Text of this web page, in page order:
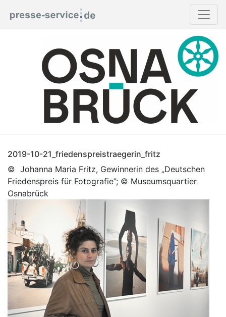
2019-10-21_friedenspreistraegerin_fritz
© Johanna Maria Fritz, Gewinnerin des „Deutschen
Friedenspreis für Fotografie”; © Museumsquartier
Osnabrück